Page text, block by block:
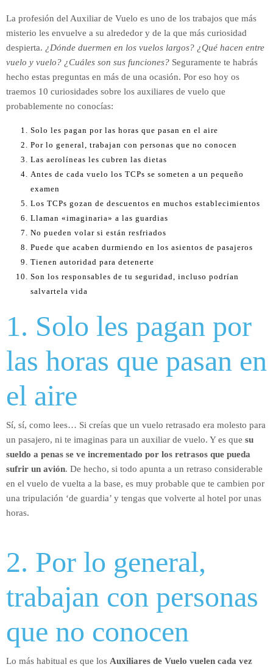
La profesión del Auxiliar de Vuelo es uno de los trabajos que más
misterio les envuelve a su alrededor y de la que más curiosidad
despierta. ¿Dónde duermen en los vuelos largos? ¿Qué hacen entre
vuelo y vuelo? ¿Cuáles son sus funciones? Seguramente te habrás
hecho estas preguntas en más de una ocasión. Por eso hoy os
traemos 10 curiosidades sobre los auxiliares de vuelo que
probablemente no conocías:
Solo les pagan por las horas que pasan en el aire
Por lo general, trabajan con personas que no conocen
Las aerolíneas les cubren las dietas
Antes de cada vuelo los TCPs se someten a un pequeño
examen
Los TCPs gozan de descuentos en muchos establecimientos
Llaman «imaginaria» a las guardias
No pueden volar si están resfriados
Puede que acaben durmiendo en los asientos de pasajeros
Tienen autoridad para detenerte
Son los responsables de tu seguridad, incluso podrían
salvartela vida
1. Solo les pagan por
las horas que pasan en
el aire
Sí, sí, como lees… Si creías que un vuelo retrasado era molesto para
un pasajero, ni te imaginas para un auxiliar de vuelo. Y es que su
sueldo a penas se ve incrementado por los retrasos que pueda
sufrir un avión. De hecho, si todo apunta a un retraso considerable
en el vuelo de vuelta a la base, es muy probable que te cambien por
una tripulación ‘de guardia’ y tengas que volverte al hotel por unas
horas.
2. Por lo general,
trabajan con personas
que no conocen
Lo más habitual es que los Auxiliares de Vuelo vuelen cada vez